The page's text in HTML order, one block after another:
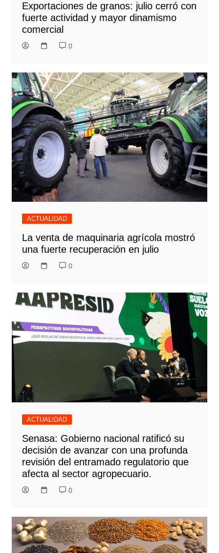
Exportaciones de granos: julio cerró con
fuerte actividad y mayor dinamismo
comercial
0
ACTUALIDAD
La venta de maquinaria agrícola mostró
una fuerte recuperación en julio
0
ACTUALIDAD
Senasa: Gobierno nacional ratificó su
decisión de avanzar con una profunda
revisión del entramado regulatorio que
afecta al sector agropecuario.
0